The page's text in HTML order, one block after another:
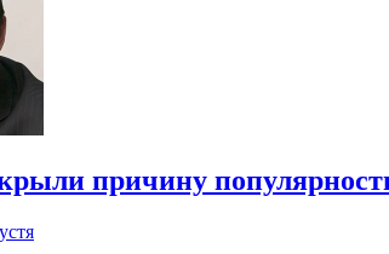
причину